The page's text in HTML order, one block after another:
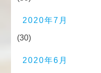
2020年7月
(30)
2020年6月